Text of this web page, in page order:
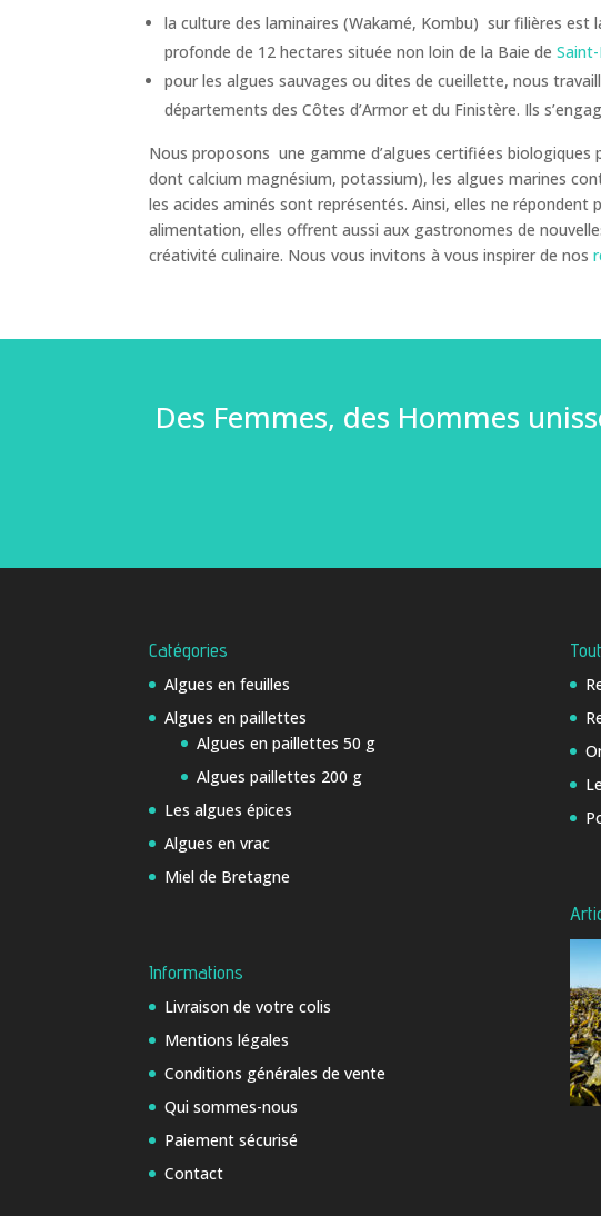
la culture des laminaires (Wakamé, Kombu) sur filières
profonde de 12 hectares située non loin de la Baie de
pour les algues sauvages ou dites de cueillette, nous
départements des Côtes d’Armor et du Finistère. Ils
Nous proposons une gamme d’algues certifiées biologiques
dont calcium magnésium, potassium), les algues marines
les acides aminés sont représentés. Ainsi, elles ne
alimentation, elles offrent aussi aux gastronomes de
créativité culinaire. Nous vous invitons à vous inspirer de nos
Des Femmes, des Hommes
Catégories
Algues en feuilles
Algues en paillettes
Algues en paillettes 50 g
Algues paillettes 200 g
Les algues épices
Algues en vrac
Miel de Bretagne
Informations
Livraison de votre colis
Mentions légales
Conditions générales de vente
Qui sommes-nous
Paiement sécurisé
Contact